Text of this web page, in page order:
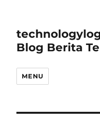
Blog Berita
MENU